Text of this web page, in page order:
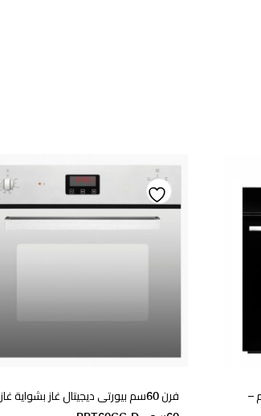
كامل 60 سم –
فرن 60سم بيورتى ديجيتال غاز بشواية غاز
Add